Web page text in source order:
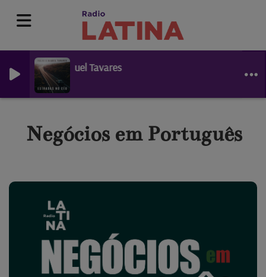
Tavares
Negócios em Português